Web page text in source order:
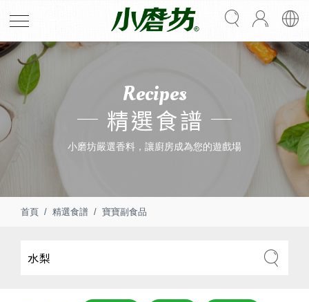
Recipes
精選食譜
小磨坊嚴選香料，讓廚房成為您的遊戲場
首頁 精選食譜 寶寶副食品